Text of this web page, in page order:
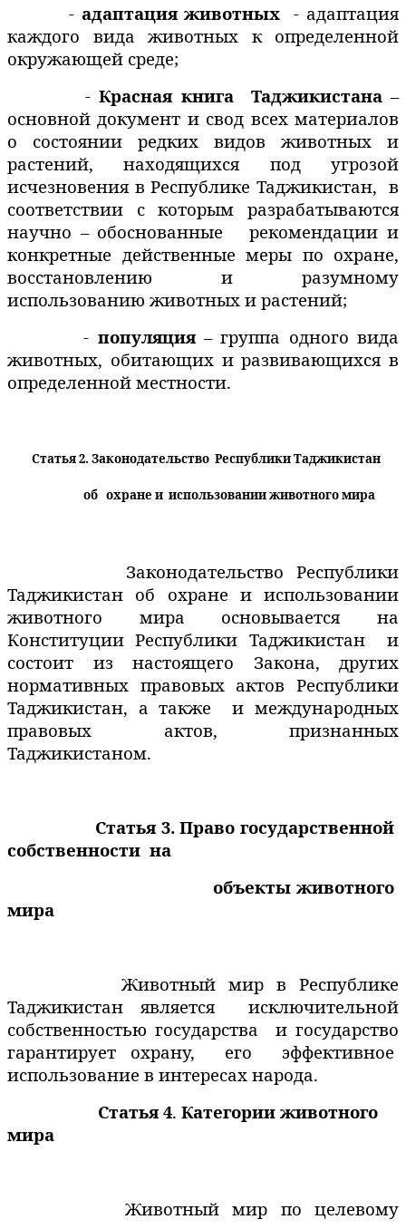
- адаптация животных
- адаптация
каждого вида животных к определенной
окружающей среде;
- Красная книга Таджикистана–
основной документ и свод всех материалов
о состоянии редких видов животных и
растений, находящихся под угрозой
исчезновения в Республике Таджикистан, в
соответствии с которым разрабатываются
научно – обоснованные
рекомендации и
конкретные действенные меры по охране,
восстановлению и разумному
использованию животных и растений;
- популяция– группа одного вида
животных, обитающих и развивающихся в
определенной местности.
Статья 2. Законодательство Республики Таджикистан
об охране и использовании животного мира
Законодательство Республики
Таджикистан об охране и использовании
животного мира основывается на
Конституции Республики Таджикистан
и
состоит из настоящего Закона, других
нормативных правовых актов Республики
Таджикистан, а также
и международных
правовых актов, признанных
Таджикистаном.
Статья 3. Право государственной
собственности на
объекты животного
мира
Животный мир в Республике
Таджикистан является
исключительной
собственностью государства
и государство
гарантирует охрану,
его
эффективное
использование в интересах народа.
Статья 4. Категории животного
мира
Животный мир по целевому